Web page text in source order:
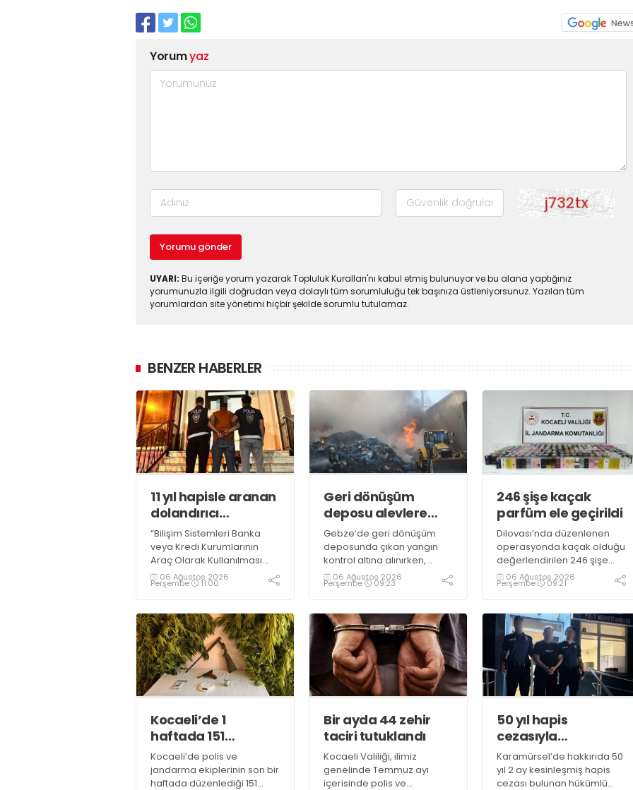
Yorumyaz
Yorumu gönder
UYARI: Bu içeriğe yorum yazarak Topluluk Kuralları'nı kabul etmiş bulunuyor ve bu alana yaptığınız
yorumunuzla ilgili doğrudan veya dolaylı tüm sorumluluğu tek başınıza üstleniyorsunuz. Yazılan tüm
yorumlardan site yönetimi hiçbir şekilde sorumlu tutulamaz.
BENZER HABERLER
11 yıl hapisle aranan
dolandırıcı
yakalandı
“Bilişim Sistemleri Banka
veya Kredi Kurumlarının
Araç Olarak Kullanılması
Suretiyle Dolandırıcılık”
suçundan 11 yıl 3 ay
bulunan şahıs yakalandı
06 Ağustos 2026
Perşembe 11:00
Geri dönüşüm
deposu alevlere
teslim oldu
Gebze’de geri dönüşüm
deposunda çıkan yangın
kontrol altına alınırken,
duman sebebiyle TEM ve
D100 Karayolu’nda göz gözü
06 Ağustos 2026
Perşembe 09:23
246 şişe kaçak
parfüm ele geçirildi
Dilovası’nda düzenlenen
operasyonda kaçak olduğu
değerlendirilen 246 şişe
parfüm ele geçirildi
06 Ağustos 2026
Perşembe 09:21
Kocaeli’de 1
haftada 151
uyuşturucu
operasyonu
Kocaeli’de polis ve
jandarma ekiplerinin son bir
haftada düzenlediği 151
Bir ayda 44 zehir
taciri tutuklandı
Kocaeli Valiliği, ilimiz
genelinde Temmuz ayı
içerisinde polis ve
50 yıl hapis
cezasıyla
aranıyordu,
yakalandı
Karamürsel’de hakkında 50
yıl 2 ay kesinleşmiş hapis
cezası bulunan hükümlü